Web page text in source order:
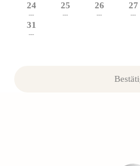
24
---
25
---
26
---
27
---
31
---